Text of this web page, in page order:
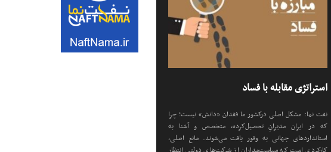
استراتژی مقابله با فساد
نفت نما: مشکل اصلی درکشور ما فقدان «دانش» نیست؛ چرا
که در ایران مدیرانِ تحصیل‌کرده، متخصص و آشنا به
استانداردهای جهانی به وفور یافت می‌شوند. مانع اصلی،